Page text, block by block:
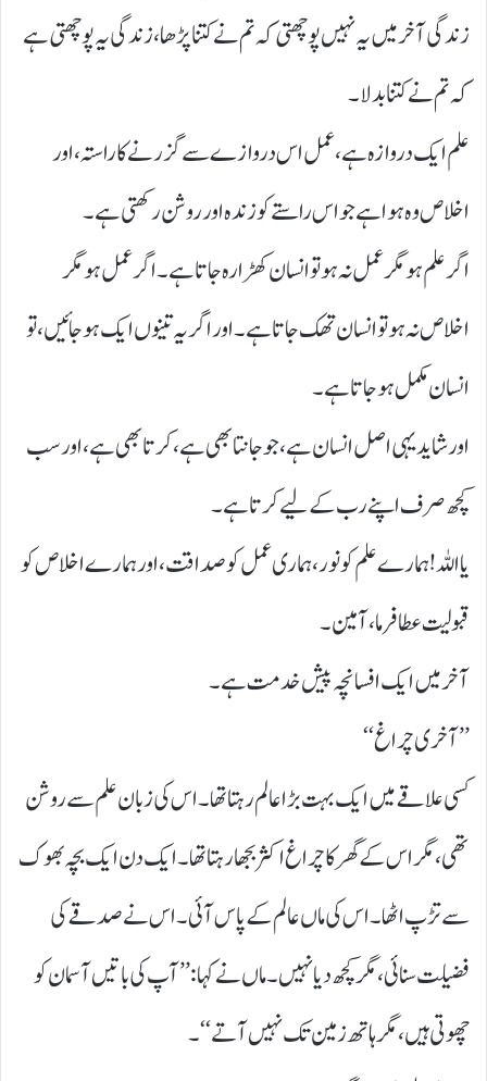
زندگی آخر میں یہ نہیں پوچھتی کہ تم نے کتنا پڑھا، زندگی یہ پوچھتی ہے
کہ تم نے کتنا بدلا۔
علم ایک دروازہ ہے، عمل اس دروازے سے گزرنے کا راستہ، اور
اخلاص وہ ہوا ہے جو اس راستے کو زندہ اور روشن رکھتی ہے۔
اگر علم ہو مگر عمل نہ ہو تو انسان کھڑا رہ جاتا ہے۔ اگر عمل ہو مگر
اخلاص نہ ہو تو انسان تھک جاتا ہے۔ اور اگر یہ تینوں ایک ہو جائیں، تو
انسان مکمل ہو جاتا ہے۔
اور شاید یہی اصل انسان ہے، جو جانتا بھی ہے، کرتا بھی ہے، اور سب
کچھ صرف اپنے رب کے لیے کرتا ہے۔
یا اللہ! ہمارے علم کو نور، ہماری عمل کو صداقت، اور ہمارے اخلاص کو
قبولیت عطا فرما، آمین ۔
آخر میں ایک افسانچہ پیش خدمت ہے۔
’’ آخری چراغ‘‘
کسی علاقے میں ایک بہت بڑا عالم رہتا تھا۔ اس کی زبان علم سے روشن
تھی، مگر اس کے گھر کا چراغ اکثر بجھا رہتا تھا۔ ایک دن ایک بچہ بھوک
سے تڑپ اٹھا۔ اس کی ماں عالم کے پاس آئی۔ اس نے صدقے کی
فضیلت سنائی، مگر کچھ دیا نہیں۔ ماں نے کہا: ’’آپ کی باتیں آسمان کو
چھوتی ہیں، مگر ہاتھ زمین تک نہیں آتے‘‘۔